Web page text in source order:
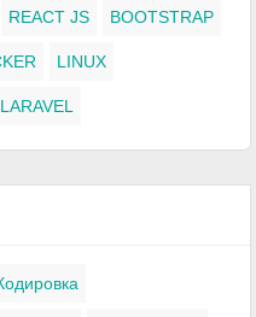
REACT JS BOOTSTRAP
LINUX
LARAVEL